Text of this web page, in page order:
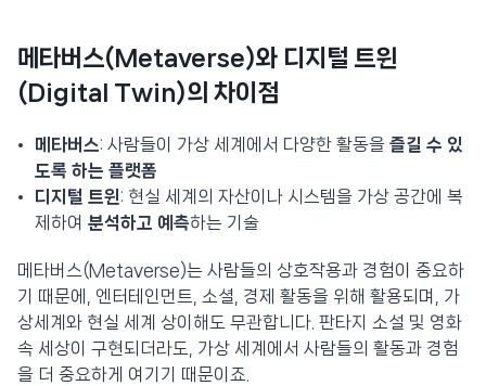
메타버스(Metaverse)와 디지털 트윈
(Digital Twin)의 차이점
메타버스: 사람들이 가상 세계에서 다양한 활동을 즐길 수 있
도록 하는 플랫폼
디지털 트윈: 현실 세계의 자산이나 시스템을 가상 공간에 복
제하여 분석하고 예측하는 기술
메타버스(Metaverse)는 사람들의 상호작용과 경험이 중요하
기 때문에, 엔터테인먼트, 소셜, 경제 활동을 위해 활용되며, 가
상세계와 현실 세계 상이해도 무관합니다. 판타지 소설 및 영화
속 세상이 구현되더라도, 가상 세계에서 사람들의 활동과 경험
을 더 중요하게 여기기 때문이죠.